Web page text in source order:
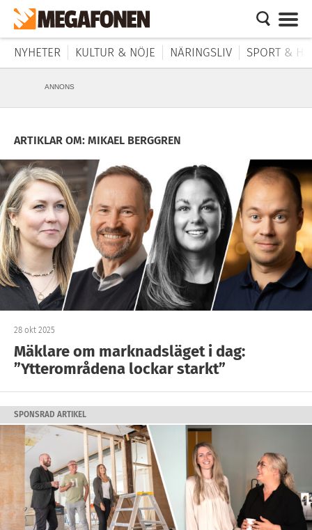
NYHETER KULTUR & NÖJE NÄRINGSLIV SPORT &
ANNONS
ARTIKLAR OM: MIKAEL BERGGREN
28 okt 2025
Mäklare om marknadsläget i dag:
”Ytterområdena lockar starkt”
SPONSRAD ARTIKEL